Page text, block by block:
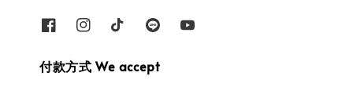
付款方式 We accept